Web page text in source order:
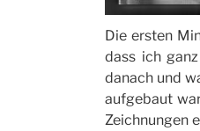
Die ersten
dass ich
danach und
aufgebaut
Zeichnungen